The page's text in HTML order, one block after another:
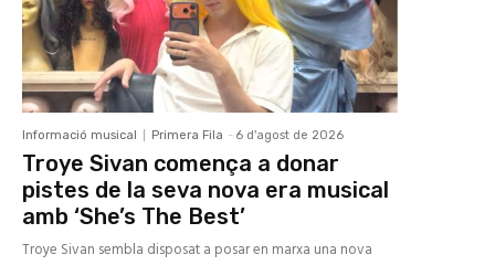
Informació musical Primera Fila - 6 d'agost de 2026
Troye Sivan comença a donar
pistes de la seva nova era musical
amb ‘She’s The Best’
Troye Sivan sembla disposat a posar en marxa una nova